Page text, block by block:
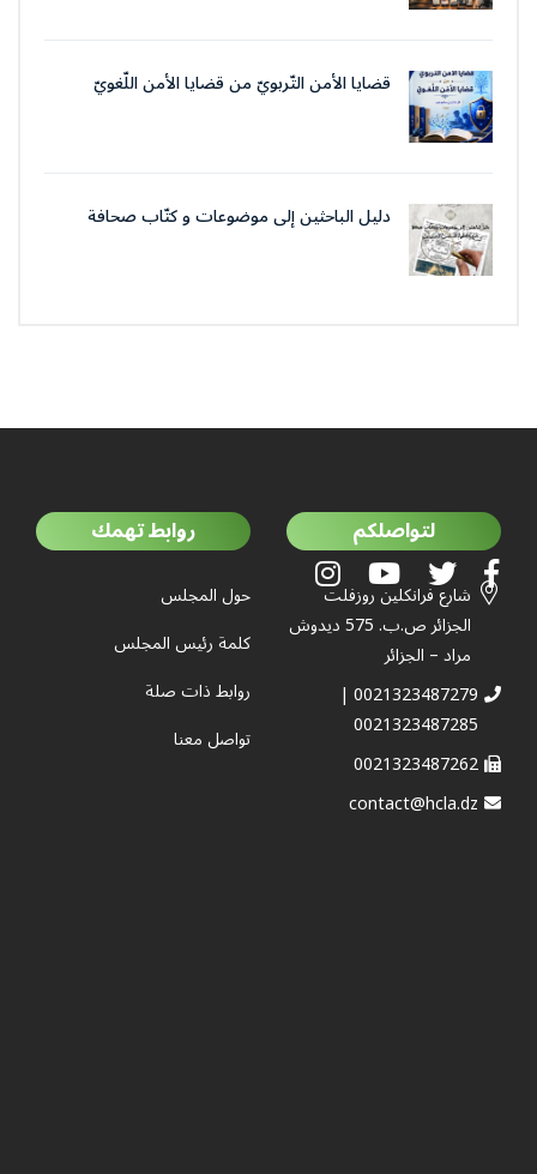
قضايا الأمن التّربويّ من قضايا الأمن اللّغويّ
دليل الباحثين إلى موضوعات و كتّاب صحافة
لتواصلكم
شارع فرانكلين روزفلت
الجزائر ص.ب. 575 ديدوش
مراد – الجزائر
0021323487279 |
0021323487285
0021323487262
contact@hcla.dz
روابط تهمك
حول المجلس
كلمة رئيس المجلس
روابط ذات صلة
تواصل معنا